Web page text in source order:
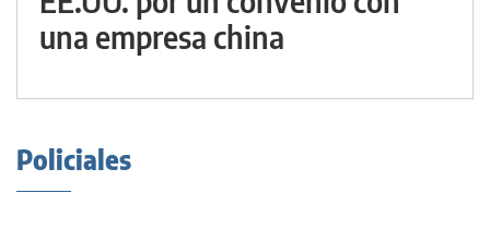
una empresa china
Policiales